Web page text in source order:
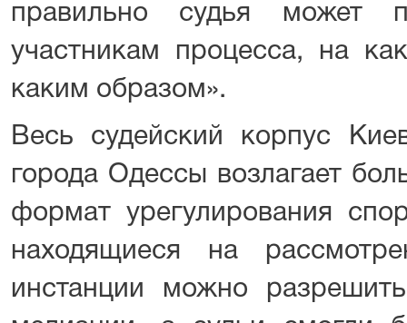
правильно судья может
участникам процесса, на
каким образом».
Весь судейский корпус
города Одессы возлагает
формат урегулирования
находящиеся на
инстанции можно